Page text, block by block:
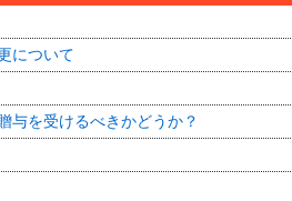
について
与を受けるべきかどうか？